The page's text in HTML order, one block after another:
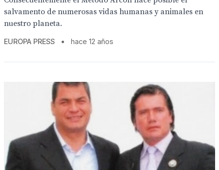
salvamento de numerosas vidas humanas y animales en
nuestro planeta.
EUROPA PRESS • hace 12 años